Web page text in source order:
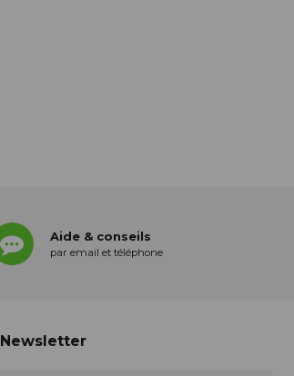
Aide & conseils
par email et téléphone
Newsletter